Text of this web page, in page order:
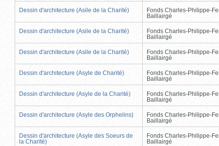
Dessin d'architecture (Asile de la Charité)
Fonds Charles-Philippe-
Baillairgé
Dessin d'architecture (Asile de la Charité)
Fonds Charles-Philippe-
Baillairgé
Dessin d'architecture (Asile de la Charité)
Fonds Charles-Philippe-
Baillairgé
Dessin d'architecture (Asyle de Charité)
Fonds Charles-Philippe-
Baillairgé
Dessin d'architecture (Asyle de la Charité)
Fonds Charles-Philippe-
Baillairgé
Dessin d'architecture (Asyle des Orphelins)
Fonds Charles-Philippe-
Baillairgé
Dessin d'architecture (Asyle des Soeurs de
la Charité)
Fonds Charles-Philippe-
Baillairgé